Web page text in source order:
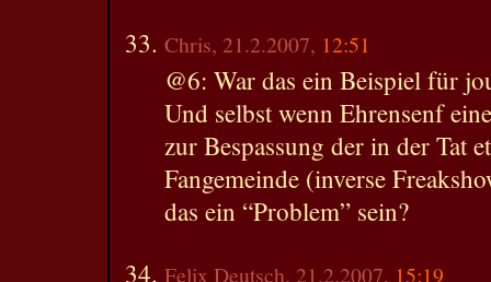
Chris, 21.2.2007, 12:51
@6: War das ein Beispiel für
Und selbst wenn Ehrensenf
zur Bespassung der in der Tat
Fangemeinde (inverse
das ein “Problem” sein?
Felix Deutsch, 21.2.2007, 15:19